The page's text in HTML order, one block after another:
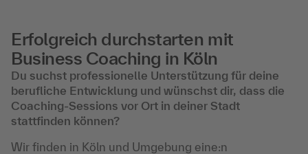
Erfolgreich durchstarten mit
Business Coaching in Köln
Du suchst professionelle Unterstützung für deine
berufliche Entwicklung und wünschst dir, dass die
Coaching-Sessions vor Ort in deiner Stadt
stattfinden können?
Wir finden in Köln und Umgebung eine:n